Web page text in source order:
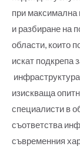
при максимална
и разбиране на
области, които
искат подкрепа
изискваща
специалисти в
съответства
съвременния